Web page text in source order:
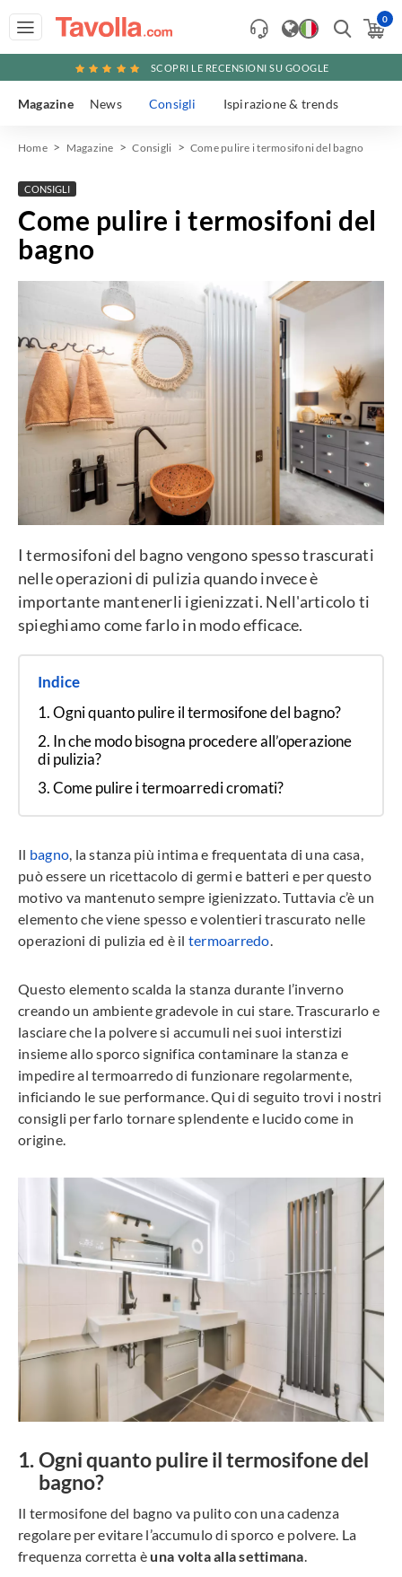
0
SCOPRI LE RECENSIONI SU GOOGLE
Magazine News Consigli Ispirazione & trends
Home Magazine Consigli Come pulire i termosifoni del bagno
CONSIGLI
Come pulire i termosifoni del
bagno
I termosifoni del bagno vengono spesso trascurati
nelle operazioni di pulizia quando invece è
importante mantenerli igienizzati. Nell'articolo ti
spieghiamo come farlo in modo efficace.
Indice
Ogni quanto pulire il termosifone del bagno?
In che modo bisogna procedere all’operazione
di pulizia?
Come pulire i termoarredi cromati?
Il bagno, la stanza più intima e frequentata di una casa,
può essere un ricettacolo di germi e batteri e per questo
motivo va mantenuto sempre igienizzato. Tuttavia c’è un
elemento che viene spesso e volentieri trascurato nelle
operazioni di pulizia ed è il termoarredo.
Questo elemento scalda la stanza durante l’inverno
creando un ambiente gradevole in cui stare. Trascurarlo e
lasciare che la polvere si accumuli nei suoi interstizi
insieme allo sporco significa contaminare la stanza e
impedire al termoarredo di funzionare regolarmente,
inficiando le sue performance. Qui di seguito trovi i nostri
consigli per farlo tornare splendente e lucido come in
origine.
Ogni quanto pulire il termosifone del
bagno?
Il termosifone del bagno va pulito con una cadenza
regolare per evitare l’accumulo di sporco e polvere. La
frequenza corretta è una volta alla settimana.